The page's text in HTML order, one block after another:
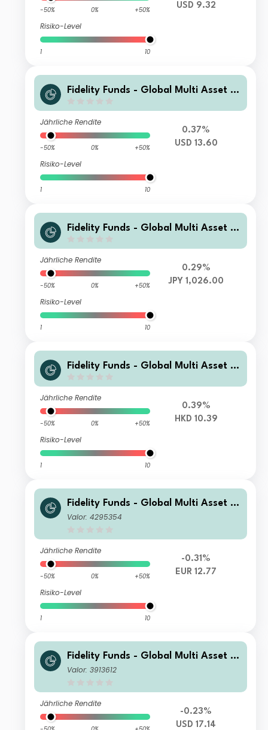
-50% 0% +50%
Risiko-Level
1 10
USD 9.32
Fidelity Funds - Global Multi Asset G
Jährliche Rendite
-50% 0% +50%
Risiko-Level
1 10
0.37%
USD 13.60
Fidelity Funds - Global Multi Asset G
JPY (JPY/USD hedged)
Jährliche Rendite
-50% 0% +50%
Risiko-Level
1 10
0.29%
JPY 1,026.00
Fidelity Funds - Global Multi Asset G
Jährliche Rendite
-50% 0% +50%
Risiko-Level
1 10
0.39%
HKD 10.39
Fidelity Funds - Global Multi Asset G
rowth & Income Fund E-Acc-EUR (EU
Valor: 4295354
Jährliche Rendite
-50% 0% +50%
Risiko-Level
1 10
-0.31%
EUR 12.77
Fidelity Funds - Global Multi Asset G
rowth & Income Fund Y-Acc-USD
Valor: 3913612
Jährliche Rendite
-0.23%
USD 17.14